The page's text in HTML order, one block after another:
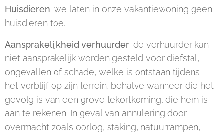
Huisdieren: we laten in onze vakantiewoning geen
huisdieren toe.
Aansprakelijkheid verhuurder: de verhuurder kan
niet aansprakelijk worden gesteld voor diefstal,
ongevallen of schade, welke is ontstaan tijdens
het verblijf op zijn terrein, behalve wanneer die het
gevolg is van een grove tekortkoming, die hem is
aan te rekenen. In geval van annulering door
overmacht zoals oorlog, staking, natuurrampen,